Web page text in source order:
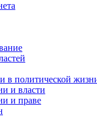
в политической
и власти
и праве